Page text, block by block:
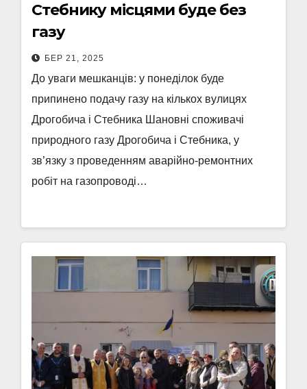
Стебнику місцями буде без
газу
БЕР 21, 2025
До уваги мешканців: у понеділок буде
припинено подачу газу на кількох вулицях
Дрогобича і Стебника Шановні споживачі
природного газу Дрогобича і Стебника, у
зв’язку з проведенням аварійно-ремонтних
робіт на газопроводі…